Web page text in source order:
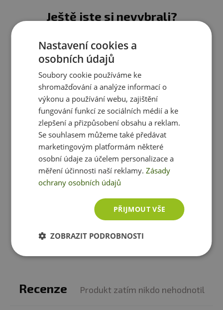
Ještě jste si nevybrali?
BioTechUSA šejkr Wave+ Nano 300 ml + 150 ml
skladem ihned k expedici
Zobrazit všechny produkty v akci
Recenze Produkt zatím nikdo nehodnotil
Nastavení cookies a
osobních údajů
Soubory cookie používáme ke
shromažďování a analýze informací o
výkonu a používání webu, zajištění
fungování funkcí ze sociálních médií a ke
zlepšení a přizpůsobení obsahu a reklam.
Se souhlasem můžeme také předávat
marketingovým platformám některé
osobní údaje za účelem personalizace a
měření účinnosti naší reklamy.Zásady
ochrany osobních údajů
PŘIJMOUT VŠE
ZOBRAZIT PODROBNOSTI